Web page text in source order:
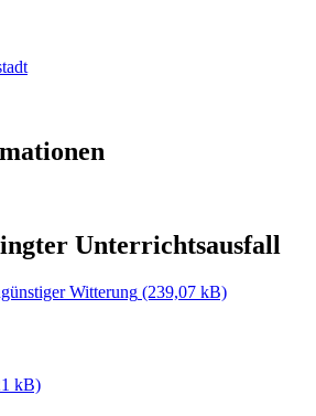
Unter­richts­aus­fall
Wit­te­rung